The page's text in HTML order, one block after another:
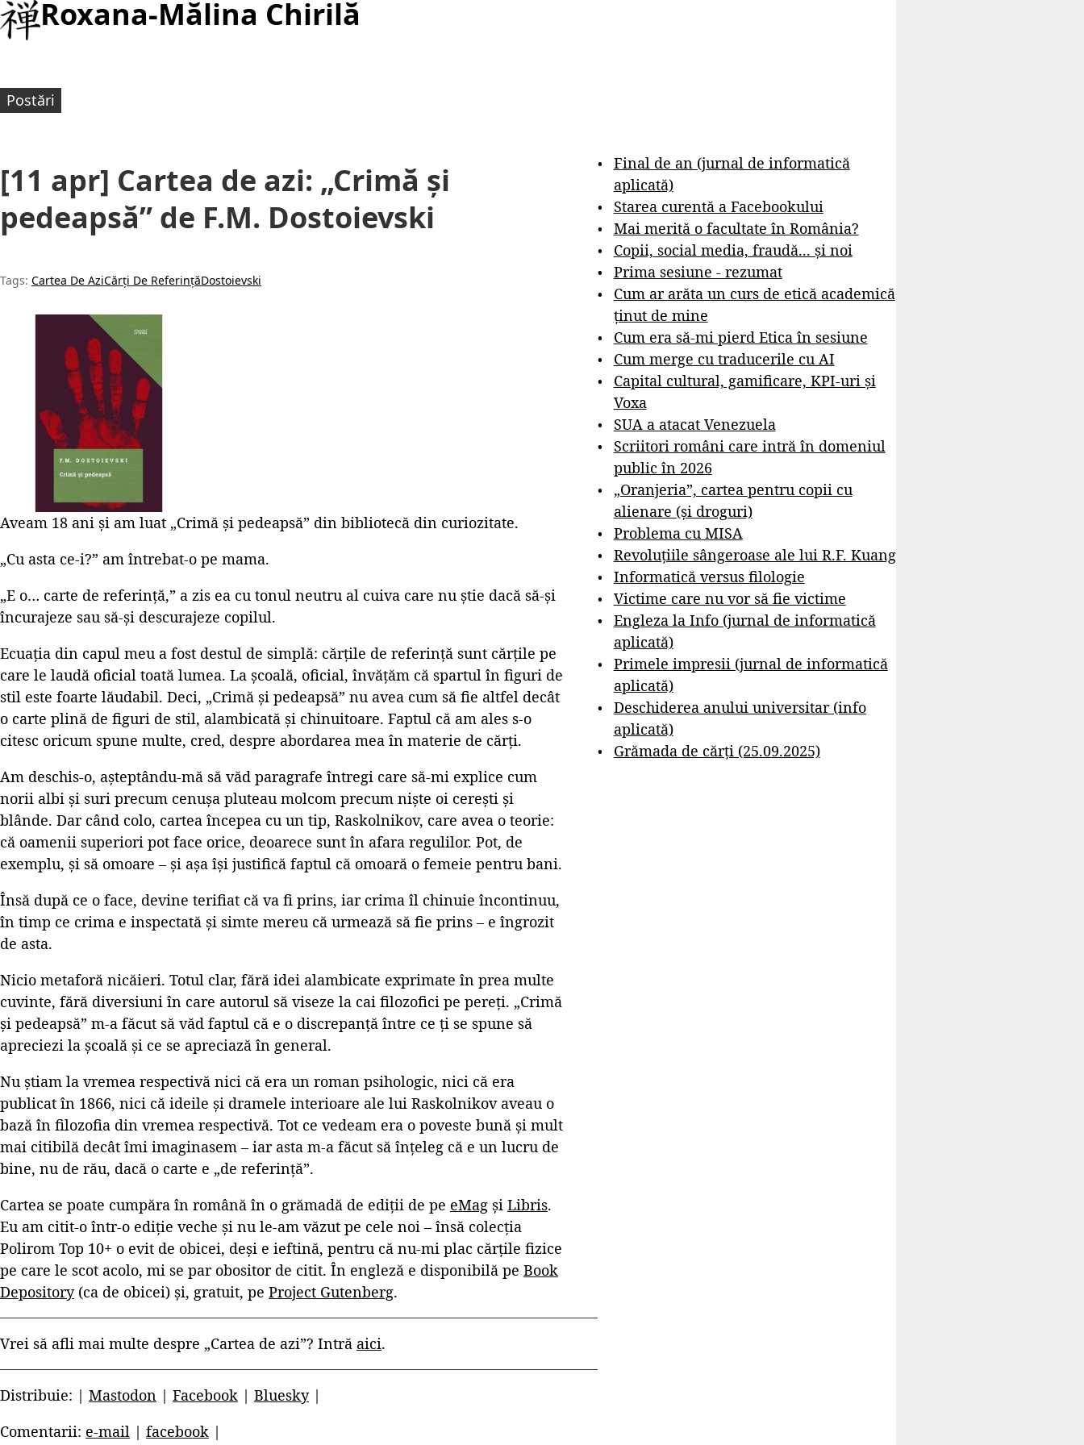
Roxana-Mălina Chirilă
Postări
[11 apr] Cartea de azi: „Crimă și
pedeapsă” de F.M. Dostoievski
Tags: Cartea De AziCărți De ReferințăDostoievski
Aveam 18 ani și am luat „Crimă și pedeapsă” din bibliotecă din curiozitate.
„Cu asta ce-i?” am întrebat-o pe mama.
„E o… carte de referință,” a zis ea cu tonul neutru al cuiva care nu știe dacă să-și
încurajeze sau să-și descurajeze copilul.
Ecuația din capul meu a fost destul de simplă: cărțile de referință sunt cărțile pe
care le laudă oficial toată lumea. La școală, oficial, învățăm că spartul în figuri de
stil este foarte lăudabil. Deci, „Crimă și pedeapsă” nu avea cum să fie altfel decât
o carte plină de figuri de stil, alambicată și chinuitoare. Faptul că am ales s-o
citesc oricum spune multe, cred, despre abordarea mea în materie de cărți.
Am deschis-o, așteptându-mă să văd paragrafe întregi care să-mi explice cum
norii albi și suri precum cenușa pluteau molcom precum niște oi cerești și
blânde. Dar când colo, cartea începea cu un tip, Raskolnikov, care avea o teorie:
că oamenii superiori pot face orice, deoarece sunt în afara regulilor. Pot, de
exemplu, și să omoare – și așa își justifică faptul că omoară o femeie pentru bani.
Însă după ce o face, devine terifiat că va fi prins, iar crima îl chinuie încontinuu,
în timp ce crima e inspectată și simte mereu că urmează să fie prins – e îngrozit
de asta.
Nicio metaforă nicăieri. Totul clar, fără idei alambicate exprimate în prea multe
cuvinte, fără diversiuni în care autorul să viseze la cai filozofici pe pereți. „Crimă
și pedeapsă” m-a făcut să văd faptul că e o discrepanță între ce ți se spune să
apreciezi la școală și ce se apreciază în general.
Nu știam la vremea respectivă nici că era un roman psihologic, nici că era
publicat în 1866, nici că ideile și dramele interioare ale lui Raskolnikov aveau o
bază în filozofia din vremea respectivă. Tot ce vedeam era o poveste bună și mult
mai citibilă decât îmi imaginasem – iar asta m-a făcut să înțeleg că e un lucru de
bine, nu de rău, dacă o carte e „de referință”.
Cartea se poate cumpăra în română în o grămadă de ediții de pe eMag și Libris.
Eu am citit-o într-o ediție veche și nu le-am văzut pe cele noi – însă colecția
Polirom Top 10+ o evit de obicei, deși e ieftină, pentru că nu-mi plac cărțile fizice
pe care le scot acolo, mi se par obositor de citit. În engleză e disponibilă pe Book
Depository(ca de obicei) și, gratuit, pe Project Gutenberg.
Vrei să afli mai multe despre „Cartea de azi”? Intră aici.
Distribuie: | Mastodon | Facebook | Bluesky|
Comentarii: e-mail | facebook |
Final de an (jurnal de informatică
aplicată)
Starea curentă a Facebookului
Mai merită o facultate în România?
Copii, social media, fraudă... și noi
Prima sesiune - rezumat
Cum ar arăta un curs de etică academică
ținut de mine
Cum era să-mi pierd Etica în sesiune
Cum merge cu traducerile cu AI
Capital cultural, gamificare, KPI-uri și
Voxa
SUA a atacat Venezuela
Scriitori români care intră în domeniul
public în 2026
„Oranjeria”, cartea pentru copii cu
alienare (și droguri)
Problema cu MISA
Revoluțiile sângeroase ale lui R.F. Kuang
Informatică versus filologie
Victime care nu vor să fie victime
Engleza la Info (jurnal de informatică
aplicată)
Primele impresii (jurnal de informatică
aplicată)
Deschiderea anului universitar (info
aplicată)
Grămada de cărți (25.09.2025)